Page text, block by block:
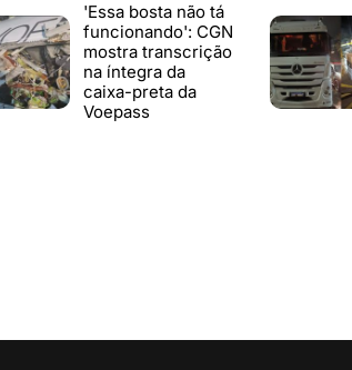
'Essa bosta não tá
funcionando': CGN
mostra transcrição
na íntegra da
caixa-preta da
Voepass